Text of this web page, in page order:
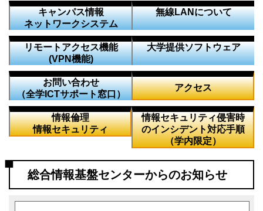
キャンパス情報
ネットワークシステム
無線LANについて
リモートアクセス機能
(VPN機能)
大学提供ソフトウェア
お問い合わせ
（全学ICTサポート窓口）
アクセス
情報倫理
情報セキュリティ
情報セキュリティ侵害時
のインシデント対応手順
（学内限定）
総合情報基盤センターからのお知らせ